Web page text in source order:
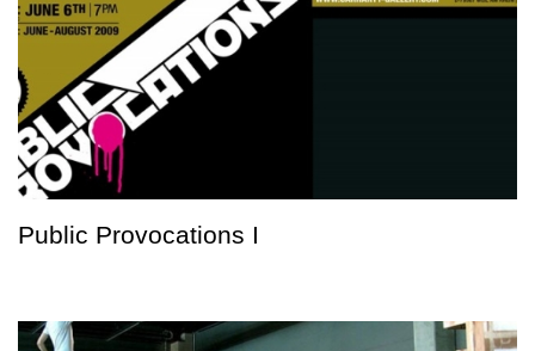
Public Provocations I